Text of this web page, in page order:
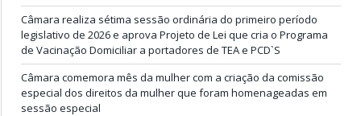
Câmara realiza sétima sessão ordinária do primeiro período
legislativo de 2026 e aprova Projeto de Lei que cria o Programa
de Vacinação Domiciliar a portadores de TEA e PCD`S
Câmara comemora mês da mulher com a criação da comissão
especial dos direitos da mulher que foram homenageadas em
sessão especial